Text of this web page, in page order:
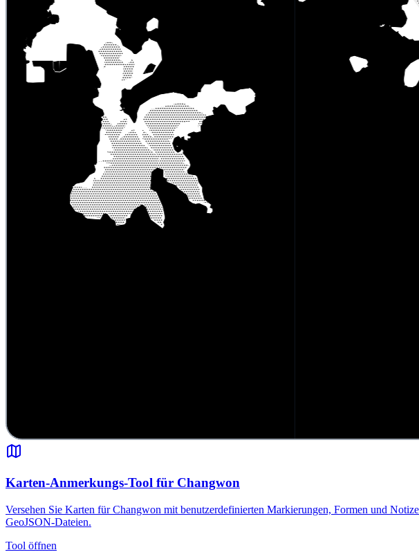
Karten-Anmerkungs-Tool für Changwon
Versehen Sie Karten für Changwon mit benutzerdefinierten Markierungen, Formen und
GeoJSON-Dateien.
Tool öffnen